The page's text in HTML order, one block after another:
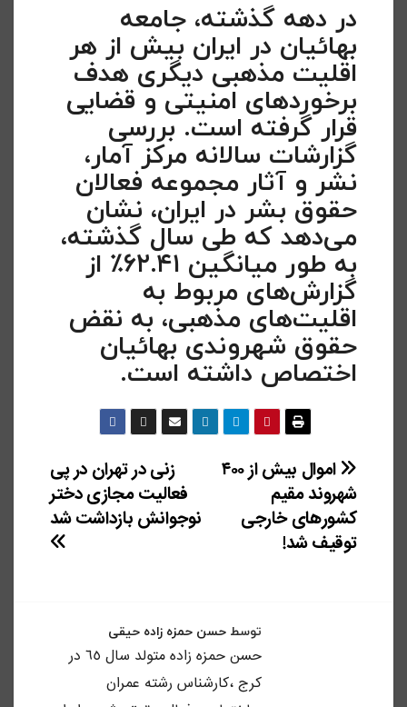
در دهه گذشته، جامعه
بهائیان در ایران بیش از هر
اقلیت مذهبی دیگری هدف
برخوردهای امنیتی و قضایی
قرار گرفته است. بررسی
گزارشات سالانه مرکز آمار،
نشر و آثار مجموعه فعالان
حقوق بشر در ایران، نشان
می‌دهد که طی سال گذشته،
به‌ طور میانگین ۶۲.۴۱٪ از
گزارش‌های مربوط به
اقلیت‌های مذهبی، به نقض
حقوق شهروندی بهائیان
اختصاص داشته است.
راهبری
نوشته
زنی در تهران در پی
فعالیت مجازی دختر
نوجوانش بازداشت شد
اموال بیش از ۴۰۰
شهروند مقیم
کشورهای خارجی
توقیف شد!
توسط حسن حمزه زاده حیقی
حسن حمزه زاده متولد سال ٦٥ در
كرج ،كارشناس رشته عمران